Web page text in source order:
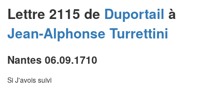
Lettre 2115 de Duportail à
Jean-Alphonse Turrettini
Nantes 06.09.1710
Si J'avois suivi